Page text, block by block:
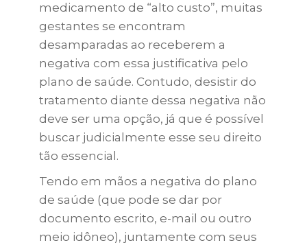
medicamento de “alto custo”, muitas
gestantes se encontram
desamparadas ao receberem a
negativa com essa justificativa pelo
plano de saúde. Contudo, desistir do
tratamento diante dessa negativa não
deve ser uma opção, já que é possível
buscar judicialmente esse seu direito
tão essencial.
Tendo em mãos a negativa do plano
de saúde (que pode se dar por
documento escrito, e-mail ou outro
meio idôneo), juntamente com seus